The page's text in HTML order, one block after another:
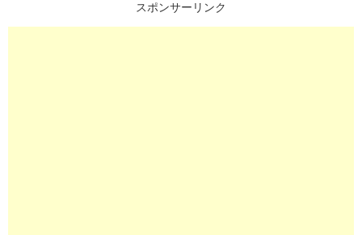
スポンサーリンク